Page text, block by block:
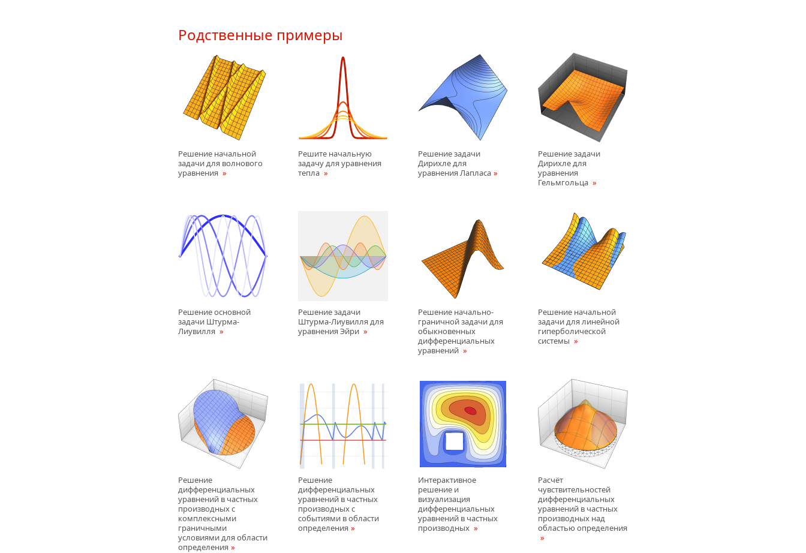
Родственные примеры
Решение начальной
задачи для волнового
уравнения
Решите начальную
задачу для уравнения
тепла
Решение задачи
Дирихле для
уравнения Лапласа
Решение задачи
Дирихле для
уравнения
Гельмгольца
Решение основной
задачи Штурма-
Лиувилля
Решение задачи
Штурма-Лиувилля для
уравнения Эйри
Решение начально-
граничной задачи для
обыкновенных
дифференциальных
уравнений
Решение начальной
задачи для линейной
гиперболической
системы
Решение
дифференциальных
уравнений в частных
производных с
комплексными
граничными
условиями для области
определения
Решение
дифференциальных
уравнений в частных
производных с
событиями в области
определения
Интерактивное
решение и
визуализация
дифференциальных
уравнений в частных
производных
Расчёт
чувствительностей
дифференциальных
уравнений в частных
производных над
областью определения